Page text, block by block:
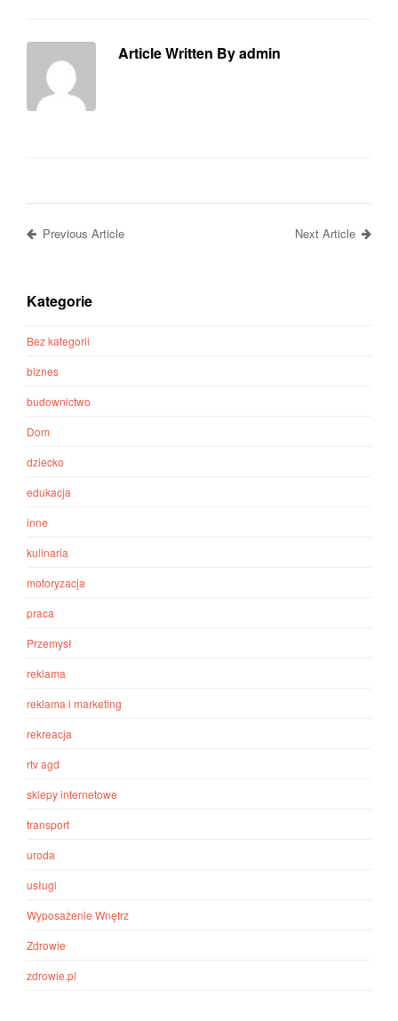
Article Written By admin
Previous Article Next Article
Kategorie
Bez kategorii
biznes
budownictwo
Dom
dziecko
edukacja
inne
kulinaria
motoryzacja
praca
Przemysł
reklama
reklama i marketing
rekreacja
rtv agd
sklepy internetowe
transport
uroda
usługi
Wyposażenie Wnętrz
Zdrowie
zdrowie.pl